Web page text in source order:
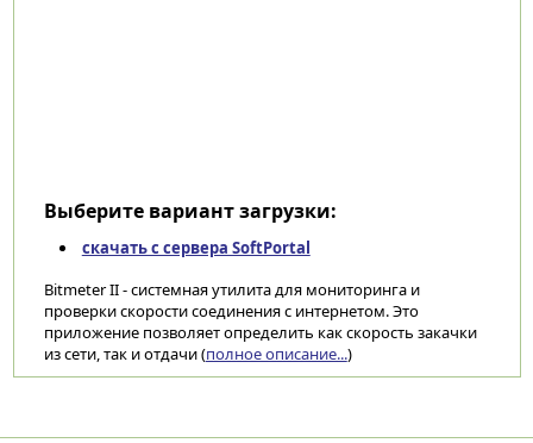
Выберите вариант загрузки:
скачать с сервера SoftPortal
Bitmeter II - системная утилита для мониторинга и
проверки скорости соединения с интернетом. Это
приложение позволяет определить как скорость закачки
из сети, так и отдачи (полное описание...)